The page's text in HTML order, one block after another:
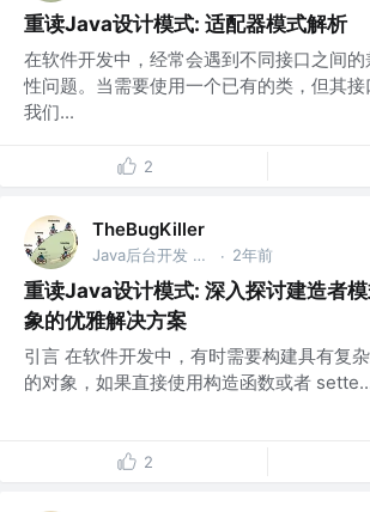
重读Java设计模式: 适配器模式解析
在软件开发中，经常会遇到不同接口之间的
性问题。当需要使用一个已有的类，但其接
我们...
2
TheBugKiller
Java后台开发 @美团 · 2年前
重读Java设计模式: 深入探讨建造者
象的优雅解决方案
引言 在软件开发中，有时需要构建具有复
的对象，如果直接使用构造函数或者
2